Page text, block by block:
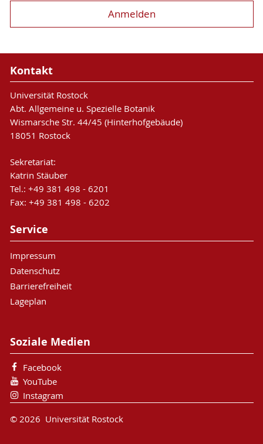
Kontakt
Universität Rostock
Abt. Allgemeine u. Spezielle Botanik
Wismarsche Str. 44/45 (Hinterhofgebäude)
18051 Rostock
Sekretariat:
Katrin Stäuber
Tel.: +49 381 498 - 6201
Fax: +49 381 498 - 6202
Service
Impressum
Datenschutz
Barrierefreiheit
Lageplan
Soziale Medien
Facebook
YouTube
Instagram
© 2026 Universität Rostock